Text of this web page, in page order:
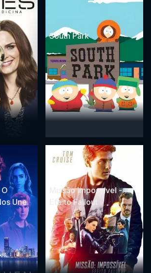
South Park
Une
Missão Impossível -
Efeito Fallout